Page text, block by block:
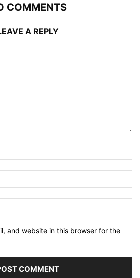
COMMENTS
A REPLY
and website in this browser for the